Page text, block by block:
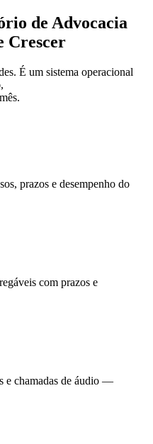
de Advocacia
Crescer
É um sistema operacional
prazos e desempenho do
com prazos e
e chamadas de áudio —